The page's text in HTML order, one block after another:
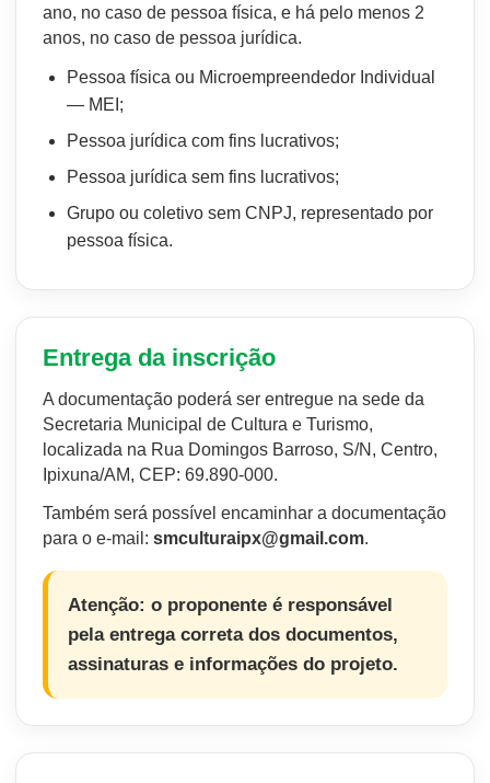
ano, no caso de pessoa física, e há pelo menos 2
anos, no caso de pessoa jurídica.
Pessoa física ou Microempreendedor Individual
— MEI;
Pessoa jurídica com fins lucrativos;
Pessoa jurídica sem fins lucrativos;
Grupo ou coletivo sem CNPJ, representado por
pessoa física.
Entrega da inscrição
A documentação poderá ser entregue na sede da
Secretaria Municipal de Cultura e Turismo,
localizada na Rua Domingos Barroso, S/N, Centro,
Ipixuna/AM, CEP: 69.890-000.
Também será possível encaminhar a documentação
para o e-mail: smculturaipx@gmail.com.
Atenção: o proponente é responsável
pela entrega correta dos documentos,
assinaturas e informações do projeto.